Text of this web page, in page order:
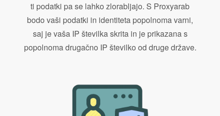
ti podatki pa se lahko zlorabljajo. S Proxyarab
bodo vaši podatki in identiteta popolnoma varni,
saj je vaša IP številka skrita in je prikazana s
popolnoma drugačno IP številko od druge države.